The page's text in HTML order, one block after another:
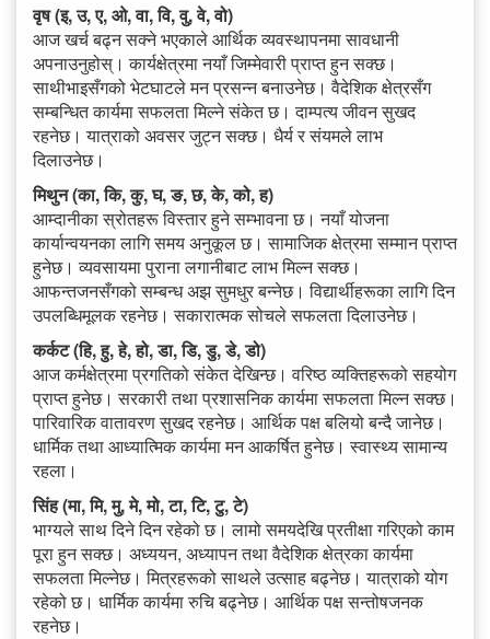
वृष (इ, उ, ए, ओ, वा, वि, वु, वे, वो)
आज खर्च बढ्न सक्ने भएकाले आर्थिक व्यवस्थापनमा सावधानी
अपनाउनुहोस्। कार्यक्षेत्रमा नयाँ जिम्मेवारी प्राप्त हुन सक्छ।
साथीभाइसँगको भेटघाटले मन प्रसन्न बनाउनेछ। वैदेशिक क्षेत्रसँग
सम्बन्धित कार्यमा सफलता मिल्ने संकेत छ। दाम्पत्य जीवन सुखद
रहनेछ। यात्राको अवसर जुट्न सक्छ। धैर्य र संयमले लाभ
दिलाउनेछ।
मिथुन (का, कि, कु, घ, ङ, छ, के, को, ह)
आम्दानीका स्रोतहरू विस्तार हुने सम्भावना छ। नयाँ योजना
कार्यान्वयनका लागि समय अनुकूल छ। सामाजिक क्षेत्रमा सम्मान प्राप्त
हुनेछ। व्यवसायमा पुराना लगानीबाट लाभ मिल्न सक्छ।
आफन्तजनसँगको सम्बन्ध अझ सुमधुर बन्नेछ। विद्यार्थीहरूका लागि दिन
उपलब्धिमूलक रहनेछ। सकारात्मक सोचले सफलता दिलाउनेछ।
कर्कट (हि, हु, हे, हो, डा, डि, डु, डे, डो)
आज कर्मक्षेत्रमा प्रगतिको संकेत देखिन्छ। वरिष्ठ व्यक्तिहरूको सहयोग
प्राप्त हुनेछ। सरकारी तथा प्रशासनिक कार्यमा सफलता मिल्न सक्छ।
पारिवारिक वातावरण सुखद रहनेछ। आर्थिक पक्ष बलियो बन्दै जानेछ।
धार्मिक तथा आध्यात्मिक कार्यमा मन आकर्षित हुनेछ। स्वास्थ्य सामान्य
रहला।
सिंह (मा, मि, मु, मे, मो, टा, टि, टु, टे)
भाग्यले साथ दिने दिन रहेको छ। लामो समयदेखि प्रतीक्षा गरिएको काम
पूरा हुन सक्छ। अध्ययन, अध्यापन तथा वैदेशिक क्षेत्रका कार्यमा
सफलता मिल्नेछ। मित्रहरूको साथले उत्साह बढ्नेछ। यात्राको योग
रहेको छ। धार्मिक कार्यमा रुचि बढ्नेछ। आर्थिक पक्ष सन्तोषजनक
रहनेछ।